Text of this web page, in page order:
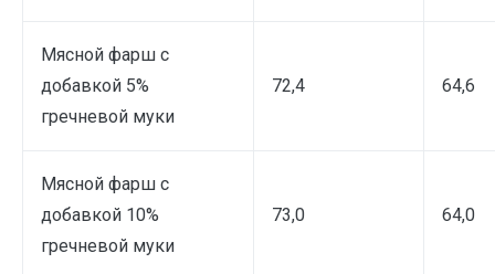
Мясной фарш с
добавкой 5%
гречневой муки
72,4 64,6
Мясной фарш с
добавкой 10%
гречневой муки
73,0 64,0